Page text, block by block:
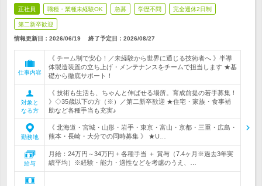
正社員 職種・業種未経験OK 急募 学歴不問 完全週休2日制
第二新卒歓迎
情報更新日：2026/06/19 終了予定日： 2026/08/27
仕事内容
《 チーム制で安心！／未経験から世界に通じる技術者へ 》半導
体製造装置の立ち上げ・メンテナンスをチームで担当します ★基
礎から徹底サポート！
対象と
なる方
《 技術も生活も、ちゃんと伸ばせる場所。育成前提の若手募集！
》◇35歳以下の方（※）／第二新卒歓迎 ★住宅・家族・食事補
助など各種手当も充実♪
勤務地
《 北海道・宮城・山形・岩手・東京・富山・京都・三重・広島・
熊本・長崎・大分での同時募集 》 ★U…
給与
月給：24万円～34万円 + 各種手当 ＋ 賞与（7.4ヶ月※過去3年実
績平均）※経験・能力・適性などを考慮のうえ、…